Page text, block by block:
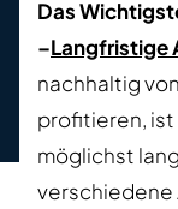
Das
–Langfristige
nachhaltig
profitieren,
möglichst
verschiedene